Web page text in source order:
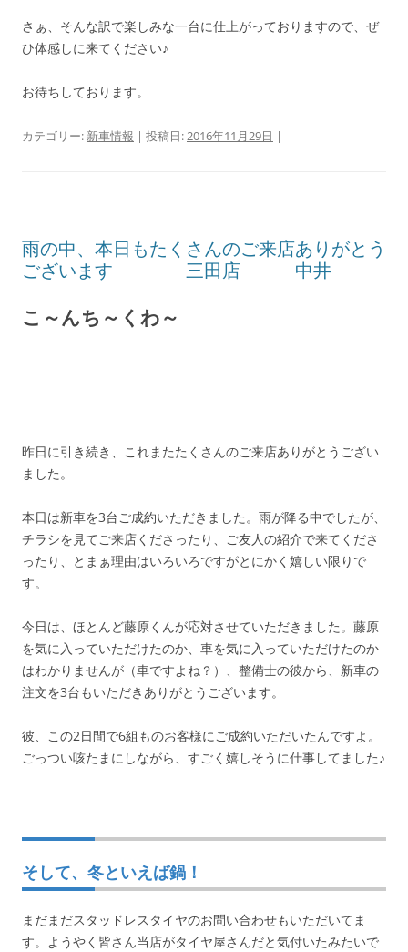
さぁ、そんな訳で楽しみな一台に仕上がっておりますので、ぜ
ひ体感しに来てください♪
お待ちしております。
カテゴリー: 新車情報 | 投稿日:2016年11月29日 |
雨の中、本日もたくさんのご来店ありがとう
ございます 三田店 中井
こ～んち～くわ～
昨日に引き続き、これまたたくさんのご来店ありがとうござい
ました。
本日は新車を3台ご成約いただきました。雨が降る中でしたが、
チラシを見てご来店くださったり、ご友人の紹介で来てくださ
ったり、とまぁ理由はいろいろですがとにかく嬉しい限りで
す。
今日は、ほとんど藤原くんが応対させていただきました。藤原
を気に入っていただけたのか、車を気に入っていただけたのか
はわかりませんが（車ですよね？）、整備士の彼から、新車の
注文を3台もいただきありがとうございます。
彼、この2日間で6組ものお客様にご成約いただいたんですよ。
ごっつい咳たまにしながら、すごく嬉しそうに仕事してました♪
そして、冬といえば鍋！
まだまだスタッドレスタイヤのお問い合わせもいただいてま
す。ようやく皆さん当店がタイヤ屋さんだと気付いたみたいで